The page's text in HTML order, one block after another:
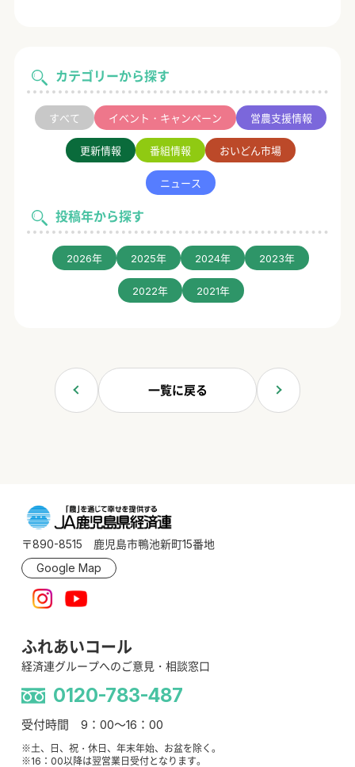
カテゴリーから探す
すべて イベント・キャンペーン 営農支援情報
更新情報 番組情報 おいどん市場
ニュース
投稿年から探す
2026年 2025年 2024年 2023年
2022年 2021年
一覧に戻る
〒890-8515 鹿児島市鴨池新町15番地
Google Map
ふれあいコール
経済連グループへのご意見・相談窓口
0120-783-487
受付時間 9：00～16：00
※土、日、祝・休日、年末年始、お盆を除く。
※16：00以降は翌営業日受付となります。